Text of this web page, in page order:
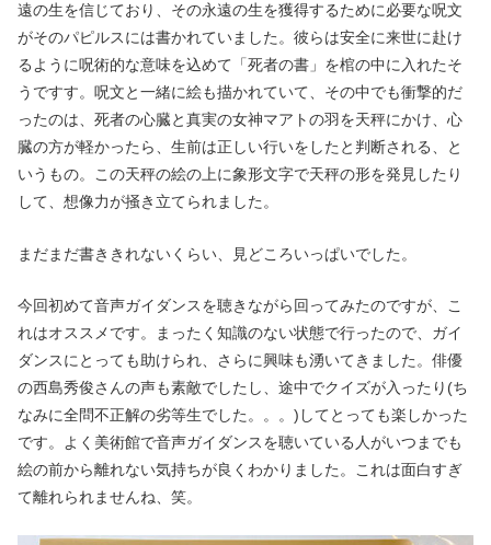
遠の生を信じており、その永遠の生を獲得するために必要な呪文
がそのパピルスには書かれていました。彼らは安全に来世に赴け
るように呪術的な意味を込めて「死者の書」を棺の中に入れたそ
うですす。呪文と一緒に絵も描かれていて、その中でも衝撃的だ
ったのは、死者の心臓と真実の女神マアトの羽を天秤にかけ、心
臓の方が軽かったら、生前は正しい行いをしたと判断される、と
いうもの。この天秤の絵の上に象形文字で天秤の形を発見したり
して、想像力が掻き立てられました。
まだまだ書ききれないくらい、見どころいっぱいでした。
今回初めて音声ガイダンスを聴きながら回ってみたのですが、こ
れはオススメです。まったく知識のない状態で行ったので、ガイ
ダンスにとっても助けられ、さらに興味も湧いてきました。俳優
の西島秀俊さんの声も素敵でしたし、途中でクイズが入ったり(ち
なみに全問不正解の劣等生でした。。。)してとっても楽しかった
です。よく美術館で音声ガイダンスを聴いている人がいつまでも
絵の前から離れない気持ちが良くわかりました。これは面白すぎ
て離れられませんね、笑。